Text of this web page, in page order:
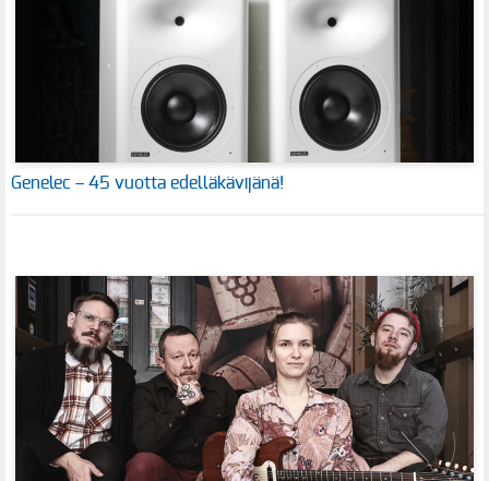
Genelec – 45 vuotta edelläkävijänä!